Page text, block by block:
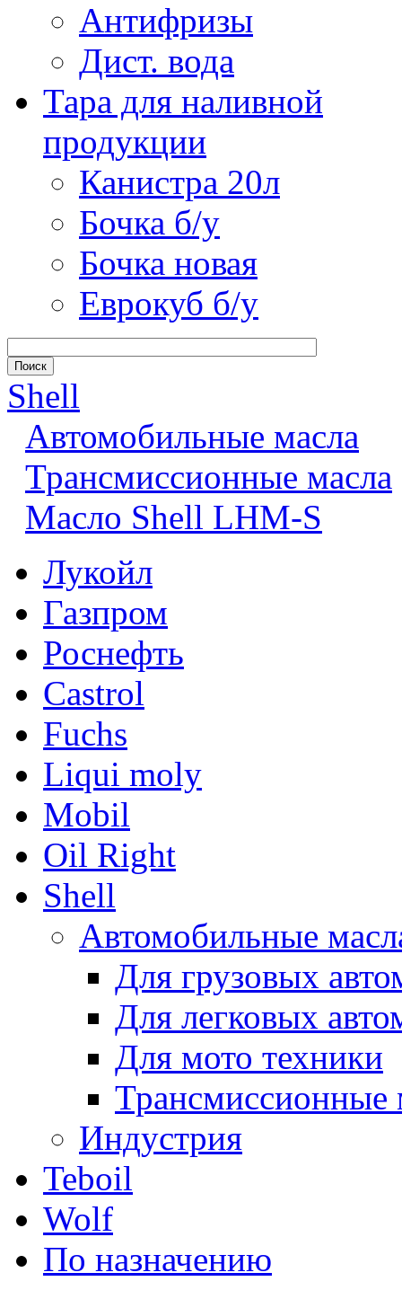
Антифризы
Дист. вода
Тара для наливной
продукции
Канистра 20л
Бочка б/у
Бочка новая
Еврокуб б/у
Shell
Автомобильные масла
Трансмиссионные масла
Масло Shell LHM-S
Лукойл
Газпром
Роснефть
Castrol
Fuchs
Liqui moly
Mobil
Oil Right
Shell
Автомобильные
Для грузовых
Для легковых
Для мото техники
Трансмиссионные
Индустрия
Teboil
Wolf
По назначению